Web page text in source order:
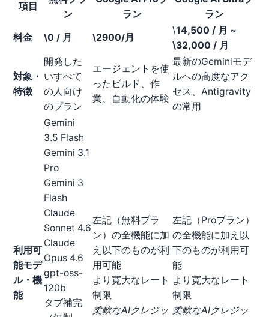
項目
ン
ラン
ラン
料金 \0 / 月 \2900/月
\14,500 / 月 ~
\32,000 / 月
対象・
特徴
開発した
いすべて
の人向け
のプラン
エージェントを使
ったビルド、作
業、自動化の体験
最新のGeminiモデ
ルへの高度なアク
セス、Antigravity
の常用
利用可
能モデ
ル・機
能
Gemini
3.5 Flash
Gemini 3.1
Pro
Gemini 3
Flash
Claude
Sonnet 4.6
Claude
Opus 4.6
gpt-oss-
120b
タブ補完
左記（無料プラ
ン）の全機能に加
え以下のものが利
用可能
より寛大なレート
制限
柔軟なAIクレジッ
左記（Proプラン）
の全機能に加え以
下のものが利用可
能
より寛大なレート
制限
柔軟なAIクレジッ